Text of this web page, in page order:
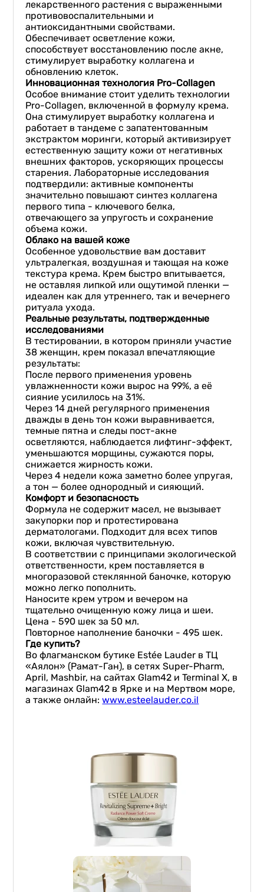
лекарственного растения с выраженными
противовоспалительными и
антиоксидантными свойствами.
Обеспечивает осветление кожи,
способствует восстановлению после акне,
стимулирует выработку коллагена и
обновлению клеток.
Инновационная технология Pro-Collagen
Особое внимание стоит уделить технологии
Pro-Collagen, включенной в формулу крема.
Она стимулирует выработку коллагена и
работает в тандеме с запатентованным
экстрактом моринги, который активизирует
естественную защиту кожи от негативных
внешних факторов, ускоряющих процессы
старения. Лабораторные исследования
подтвердили: активные компоненты
значительно повышают синтез коллагена
первого типа - ключевого белка,
отвечающего за упругость и сохранение
объема кожи.
Облако на вашей коже
Особенное удовольствие вам доставит
ультралегкая, воздушная и тающая на коже
текстура крема. Крем быстро впитывается,
не оставляя липкой или ощутимой пленки —
идеален как для утреннего, так и вечернего
ритуала ухода.
Реальные результаты, подтвержденные
исследованиями
В тестировании, в котором приняли участие
38 женщин, крем показал впечатляющие
результаты:
После первого применения уровень
увлажненности кожи вырос на 99%, а её
сияние усилилось на 31%.
Через 14 дней регулярного применения
дважды в день тон кожи выравнивается,
темные пятна и следы пост-акне
осветляются, наблюдается лифтинг-эффект,
уменьшаются морщины, сужаются поры,
снижается жирность кожи.
Через 4 недели кожа заметно более упругая,
а тон — более однородный и сияющий.
Комфорт и безопасность
Формула не содержит масел, не вызывает
закупорки пор и протестирована
дерматологами. Подходит для всех типов
кожи, включая чувствительную.
В соответствии с принципами экологической
ответственности, крем поставляется в
многоразовой стеклянной баночке, которую
можно легко пополнить.
Наносите крем утром и вечером на
тщательно очищенную кожу лица и шеи.
Цена - 590 шек за 50 мл.
Повторное наполнение баночки - 495 шек.
Где купить?
Во флагманском бутике Estée Lauder в ТЦ
«Аялон» (Рамат-Ган), в сетях Super-Pharm,
April, Mashbir, на сайтах Glam42 и Terminal X, в
магазинах Glam42 в Ярке и на Мертвом море,
а также онлайн:www.esteelauder.co.il